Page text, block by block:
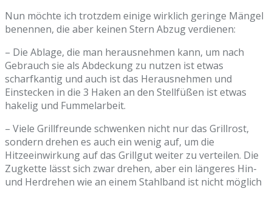
Nun möchte ich trotzdem einige wirklich geringe Mängel
benennen, die aber keinen Stern Abzug verdienen:
– Die Ablage, die man herausnehmen kann, um nach
Gebrauch sie als Abdeckung zu nutzen ist etwas
scharfkantig und auch ist das Herausnehmen und
Einstecken in die 3 Haken an den Stellfüßen ist etwas
hakelig und Fummelarbeit.
– Viele Grillfreunde schwenken nicht nur das Grillrost,
sondern drehen es auch ein wenig auf, um die
Hitzeeinwirkung auf das Grillgut weiter zu verteilen. Die
Zugkette lässt sich zwar drehen, aber ein längeres Hin-
und Herdrehen wie an einem Stahlband ist nicht möglich